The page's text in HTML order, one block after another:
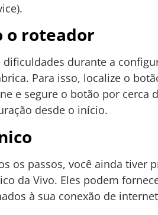
o roteador
dificuldades durante a
Para isso, localize o
e segure o botão por cerca
desde o início.
os passos, você ainda tiver
da Vivo. Eles podem
à sua conexão de